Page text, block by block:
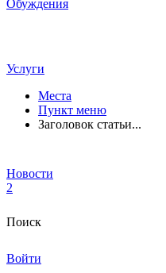
Обуждения
Услуги
Места
Пункт меню
Заголовок статьи...
Новости
2
Поиск
Войти